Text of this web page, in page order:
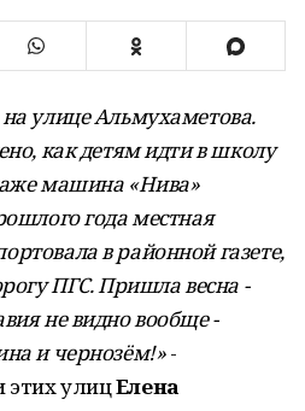
улице Альмухаметова.
как детям идти в школу
машина «Нива»
года местная
в районной газете,
ПГС. Пришла весна -
не видно вообще -
и чернозём!»-
улицЕлена